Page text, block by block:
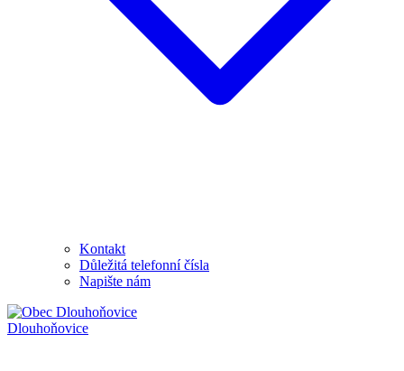
Kontakt
Důležitá telefonní čísla
Napište nám
Dlouhoňovice